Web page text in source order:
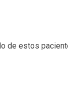
de estos